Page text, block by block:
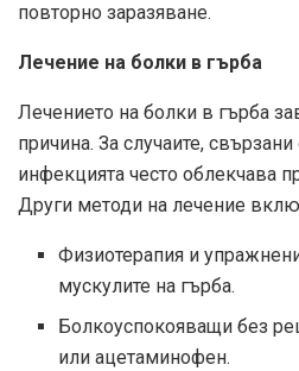
повторно заразяване.
Лечение на болки в гърба
Лечението на болки в гърба
причина. За случаите,
инфекцията често облекчава
Други методи на лечение
Физиотерапия и
мускулите на гърба.
Болкоуспокояващи без
или ацетаминофен.